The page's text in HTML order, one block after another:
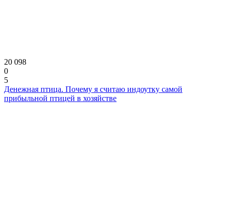
20 098
0
5
Денежная птица. Почему я считаю индоутку самой
прибыльной птицей в хозяйстве